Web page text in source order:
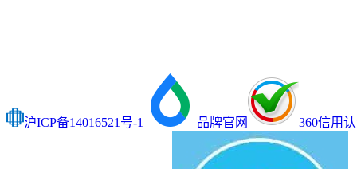
沪ICP备14016521号-1 品牌官网 360信用